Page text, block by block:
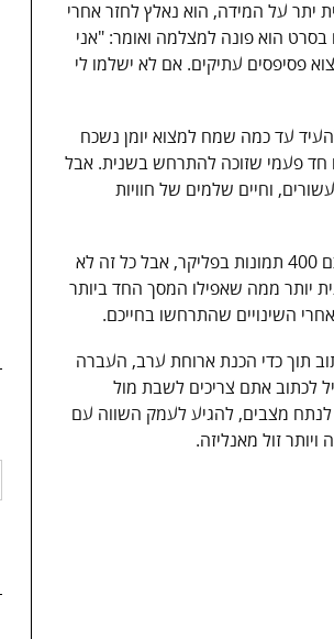
יתר על המידה, הוא נאלץ לחזר אחרי
בסרט הוא פונה למצלמה ואומר: "אני
פסיפסים עתיקים. אם לא ישלמו לי
להעיד עד כמה שמח למצוא יומן נשכח
חד פעמי שזוכה להתרחש בשנית. אבל
וחיים שלמים של חוויות
אז נכון, יש היום פייסבוק עם טיימליין וטיווטר ומהחופשה האחרונה יש לכם 400 תמונות בפליקר, אבל כל זה לא
יותר ממה שאפילו המסך החד ביותר
השינויים שהתרחשו בחייכם.
תוך כדי הכנת ארוחת ערב, העברה
לכתוב אתם צריכים לשבת מול
מצבים, להגיע לעמק השווה עם
זול מאנליזה.